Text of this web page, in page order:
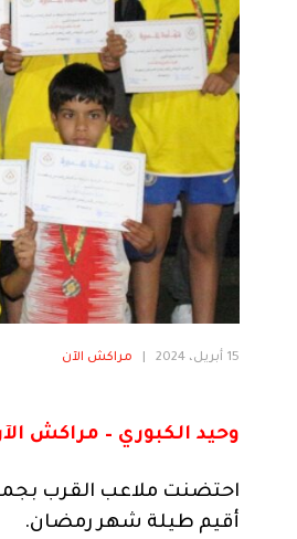
15 أبريل، 2024 مراكش الآن
وحيد الكبوري – مراكش
احتضنت ملاعب القرب
أقيم طيلة شهر رمضان.